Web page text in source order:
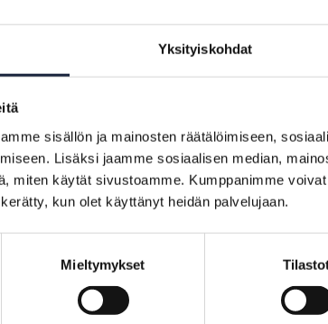
Yksityiskohdat
sisällön ja mainosten räätälöimiseen,
Lisäksi jaamme sosiaalisen median,
miten käytät sivustoamme. Kumppanimme
kun olet käyttänyt heidän palvelujaan.
Mieltymykset